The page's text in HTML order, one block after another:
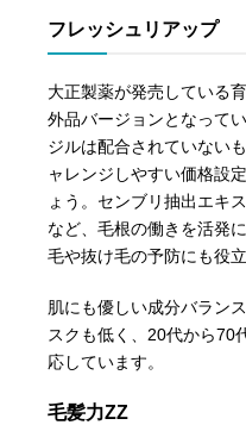
フレッシュリアップ
大正製薬が発売している
外品バージョンとなって
ジルは配合されていない
ャレンジしやすい価格設
ょう。センブリ抽出エキ
など、毛根の働きを活発
毛や抜け毛の予防にも役立
肌にも優しい成分バラン
スクも低く、20代から70
応しています。
毛髪力ZZ